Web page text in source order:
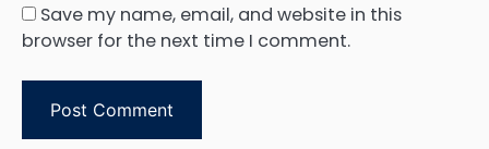
Save my name, email, and website in this
browser for the next time I comment.